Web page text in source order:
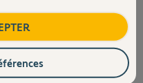
faut le schéma du moteur